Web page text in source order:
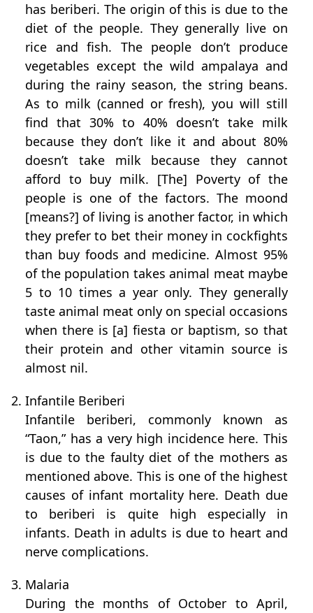
has beriberi. The origin of this is due to the
diet of the people. They generally live on
rice and fish. The people don’t produce
vegetables except the wild ampalaya and
during the rainy season, the string beans.
As to milk (canned or fresh), you will still
find that 30% to 40% doesn’t take milk
because they don’t like it and about 80%
doesn’t take milk because they cannot
afford to buy milk. [The] Poverty of the
people is one of the factors. The moond
[means?] of living is another factor, in which
they prefer to bet their money in cockfights
than buy foods and medicine. Almost 95%
of the population takes animal meat maybe
5 to 10 times a year only. They generally
taste animal meat only on special occasions
when there is [a] fiesta or baptism, so that
their protein and other vitamin source is
almost nil.
2. Infantile Beriberi
Infantile beriberi, commonly known as
“Taon,” has a very high incidence here. This
is due to the faulty diet of the mothers as
mentioned above. This is one of the highest
causes of infant mortality here. Death due
to beriberi is quite high especially in
infants. Death in adults is due to heart and
nerve complications.
3. Malaria
During the months of October to April,